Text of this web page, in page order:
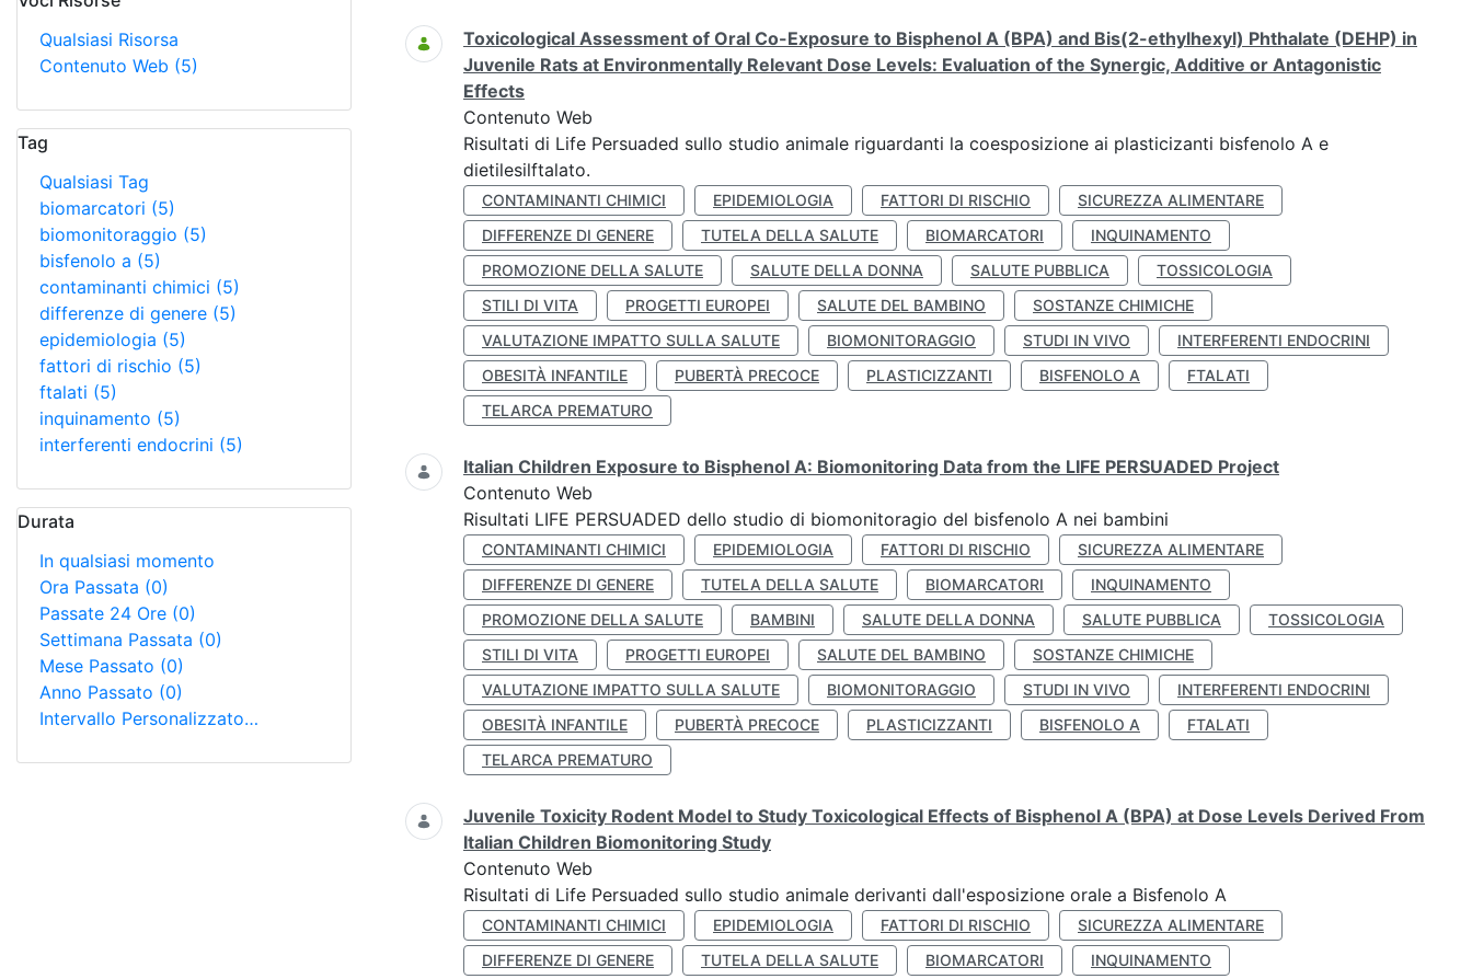
Qualsiasi Risorsa
Contenuto Web (5)
Tag
Qualsiasi Tag
biomarcatori (5)
biomonitoraggio (5)
bisfenolo a (5)
contaminanti chimici (5)
differenze di genere (5)
epidemiologia (5)
fattori di rischio (5)
ftalati (5)
inquinamento (5)
interferenti endocrini (5)
Durata
In qualsiasi momento
Ora Passata (0)
Passate 24 Ore (0)
Settimana Passata (0)
Mese Passato (0)
Anno Passato (0)
Intervallo Personalizzato…
Ricerca
Toxicological Assessment of Oral Co-Exposure to Bisphenol A (BPA) and Bis(2-ethylhexyl) Phthalate (DEHP) in
Juvenile Rats at Environmentally Relevant Dose Levels: Evaluation of the Synergic, Additive or Antagonistic
Effects
Contenuto Web
Risultati di Life Persuaded sullo studio animale riguardanti la coesposizione ai plasticizanti bisfenolo A e
dietilesilftalato.
CONTAMINANTI CHIMICI EPIDEMIOLOGIA FATTORI DI RISCHIO
SICUREZZA ALIMENTARE
DIFFERENZE DI GENERE
TUTELA DELLA SALUTE BIOMARCATORI
INQUINAMENTO
PROMOZIONE DELLA SALUTE
SALUTE DELLA DONNA SALUTE PUBBLICA
TOSSICOLOGIA
STILI DI VITA
PROGETTI EUROPEI SALUTE DEL BAMBINO
SOSTANZE CHIMICHE
VALUTAZIONE IMPATTO SULLA SALUTE
BIOMONITORAGGIO STUDI IN VIVO
INTERFERENTI ENDOCRINI
OBESITÀ INFANTILE
PUBERTÀ PRECOCE PLASTICIZZANTI BISFENOLO A
FTALATI
TELARCA PREMATURO
Italian Children Exposure to Bisphenol A: Biomonitoring Data from the LIFE PERSUADED Project
Contenuto Web
Risultati LIFE PERSUADED dello studio di biomonitoragio del bisfenolo A nei bambini
CONTAMINANTI CHIMICI EPIDEMIOLOGIA FATTORI DI RISCHIO
SICUREZZA ALIMENTARE
DIFFERENZE DI GENERE
TUTELA DELLA SALUTE BIOMARCATORI
INQUINAMENTO
PROMOZIONE DELLA SALUTE
BAMBINI SALUTE DELLA DONNA SALUTE PUBBLICA
TOSSICOLOGIA
STILI DI VITA
PROGETTI EUROPEI SALUTE DEL BAMBINO
SOSTANZE CHIMICHE
VALUTAZIONE IMPATTO SULLA SALUTE
BIOMONITORAGGIO STUDI IN VIVO
INTERFERENTI ENDOCRINI
OBESITÀ INFANTILE
PUBERTÀ PRECOCE PLASTICIZZANTI BISFENOLO A
FTALATI
TELARCA PREMATURO
Juvenile Toxicity Rodent Model to Study Toxicological Effects of Bisphenol A (BPA) at Dose Levels Derived From
Italian Children Biomonitoring Study
Contenuto Web
Risultati di Life Persuaded sullo studio animale derivanti dall'esposizione orale a Bisfenolo A
CONTAMINANTI CHIMICI EPIDEMIOLOGIA FATTORI DI RISCHIO
SICUREZZA ALIMENTARE
DIFFERENZE DI GENERE
TUTELA DELLA SALUTE BIOMARCATORI
INQUINAMENTO